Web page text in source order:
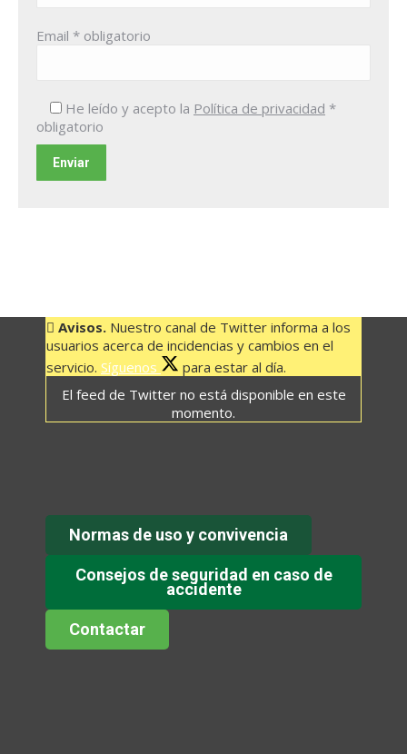
Email * obligatorio
He leído y acepto la Política de privacidad *
obligatorio
Avisos. Nuestro canal de Twitter informa a los
usuarios acerca de incidencias y cambios en el
servicio. Síguenos
para estar al día.
El feed de Twitter no está disponible en este
momento.
Normas de uso y convivencia
Consejos de seguridad en caso de
accidente
Contactar